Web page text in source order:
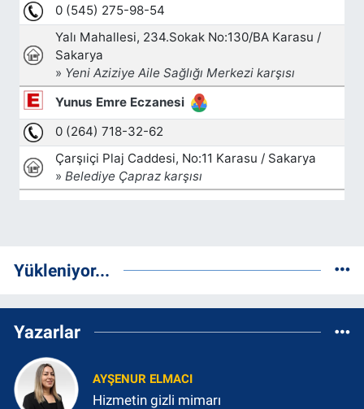
Yükleniyor...
Yazarlar
AYŞENUR ELMACI
Hizmetin gizli mimarı